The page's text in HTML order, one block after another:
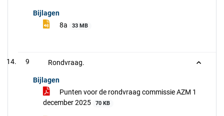
Bijlagen
8a
33 MB
9 Rondvraag.
Bijlagen
Punten voor de rondvraag commissie AZM 1
december 2025
70 KB